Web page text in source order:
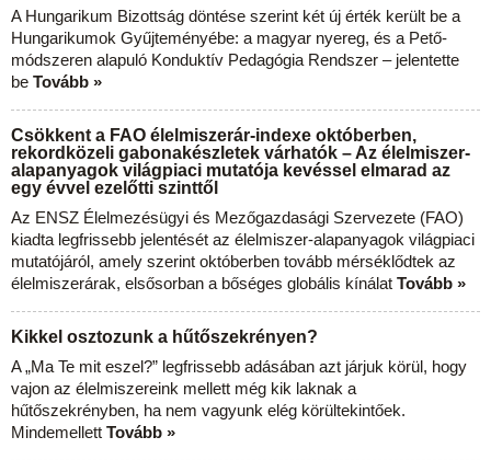
A Hungarikum Bizottság döntése szerint két új érték került be a
Hungarikumok Gyűjteményébe: a magyar nyereg, és a Pető-
módszeren alapuló Konduktív Pedagógia Rendszer – jelentette
be Tovább »
Csökkent a FAO élelmiszerár-indexe októberben,
rekordközeli gabonakészletek várhatók – Az élelmiszer-
alapanyagok világpiaci mutatója kevéssel elmarad az
egy évvel ezelőtti szinttől
Az ENSZ Élelmezésügyi és Mezőgazdasági Szervezete (FAO)
kiadta legfrissebb jelentését az élelmiszer-alapanyagok világpiaci
mutatójáról, amely szerint októberben tovább mérséklődtek az
élelmiszerárak, elsősorban a bőséges globális kínálat Tovább »
Kikkel osztozunk a hűtőszekrényen?
A „Ma Te mit eszel?” legfrissebb adásában azt járjuk körül, hogy
vajon az élelmiszereink mellett még kik laknak a
hűtőszekrényben, ha nem vagyunk elég körültekintőek.
Mindemellett Tovább »